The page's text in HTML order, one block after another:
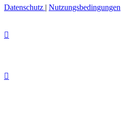
Datenschutz
Nutzungsbedingungen